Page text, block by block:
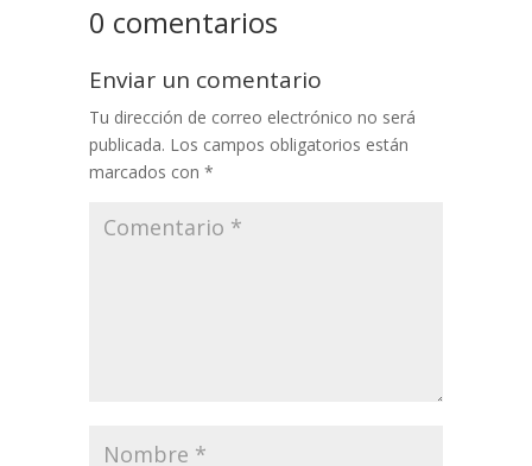
0 comentarios
Enviar un comentario
Tu dirección de correo electrónico no será
publicada. Los campos obligatorios están
marcados con *